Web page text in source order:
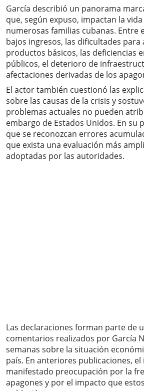
García describió un panorama
que, según expuso, impactan la
numerosas familias cubanas. Entre
bajos ingresos, las dificultades para
productos básicos, las deficiencias
públicos, el deterioro de
afectaciones derivadas de los
El actor también cuestionó las
sobre las causas de la crisis y
problemas actuales no pueden
embargo de Estados Unidos. En su
que se reconozcan errores
que exista una evaluación más
adoptadas por las autoridades.
Las declaraciones forman parte de
comentarios realizados por García
semanas sobre la situación
país. En anteriores publicaciones,
manifestado preocupación por la
apagones y por el impacto que